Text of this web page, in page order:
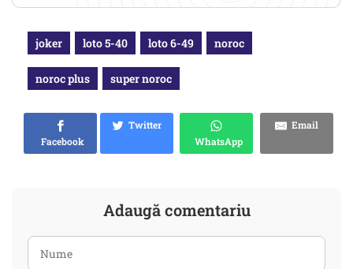
joker loto 5-40 loto 6-49 noroc
noroc plus super noroc
Facebook
Twitter
WhatsApp
Email
Adaugă comentariu